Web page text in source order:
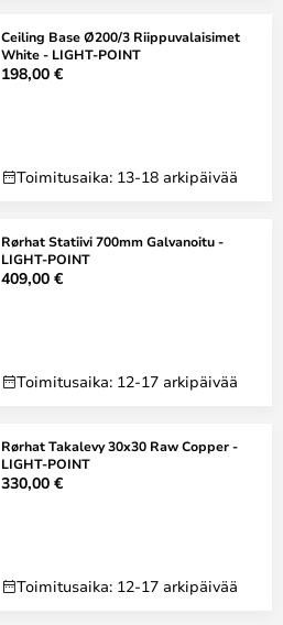
Ceiling Base Ø200/3 Riippuvalaisimet
White - LIGHT-POINT
198,00 €
Toimitusaika: 13-18 arkipäivää
Rørhat Statiivi 700mm Galvanoitu -
LIGHT-POINT
409,00 €
Toimitusaika: 12-17 arkipäivää
Rørhat Takalevy 30x30 Raw Copper -
LIGHT-POINT
330,00 €
Toimitusaika: 12-17 arkipäivää